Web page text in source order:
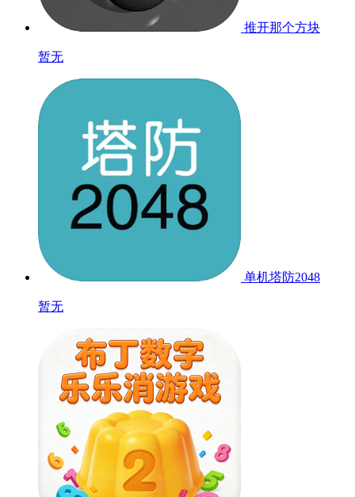
推开那个方块
暂无
单机塔防2048
暂无